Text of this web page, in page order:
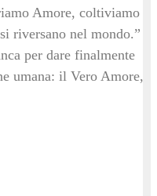
Amore, coltiviamo
riversano nel mondo.” –
per dare finalmente
umana: il Vero Amore,